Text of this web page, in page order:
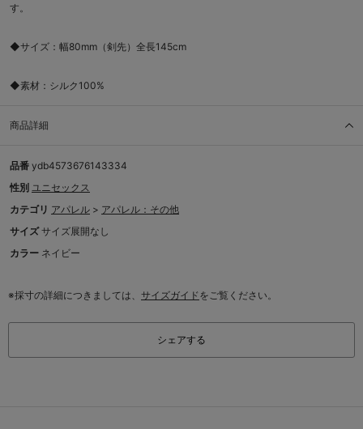
す。
◆サイズ：幅80mm（剣先）全長145cm
◆素材：シルク100%
商品詳細
品番 ydb4573676143334
性別 ユニセックス
カテゴリ アパレル > アパレル：その他
サイズ サイズ展開なし
カラー ネイビー
※採寸の詳細につきましては、 サイズガイドをご覧ください。
シェアする